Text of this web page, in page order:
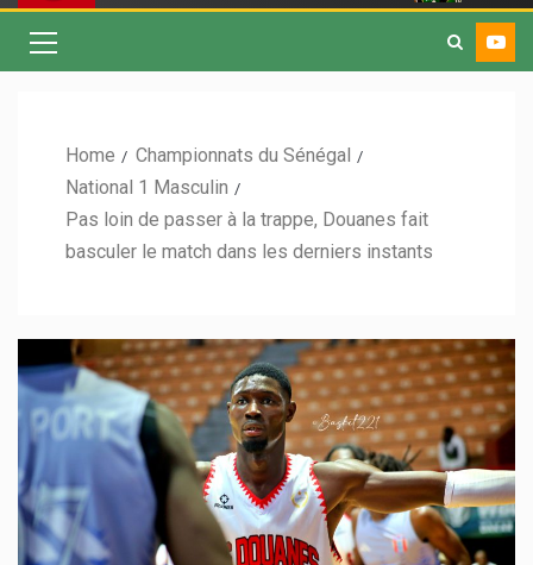
Home
Championnats du Sénégal
National 1 Masculin
Pas loin de passer à la trappe, Douanes fait
basculer le match dans les derniers instants